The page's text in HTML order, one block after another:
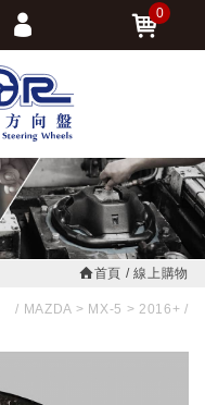
首頁 線上購物
MAZDA MX-5 2016+
0